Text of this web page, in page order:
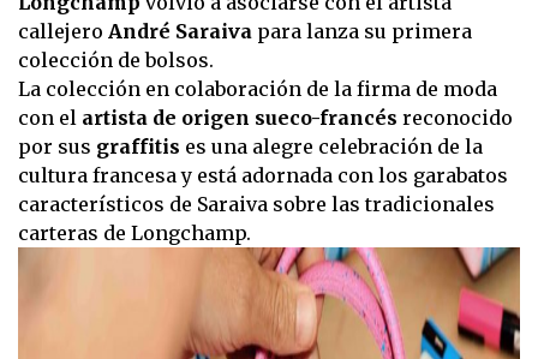
callejero André Saraiva para lanza su primera
colección de bolsos.
La colección en colaboración de la firma de moda
con el artista de origen sueco-francés reconocido
por sus graffitis es una alegre celebración de la
cultura francesa y está adornada con los garabatos
característicos de Saraiva sobre las tradicionales
carteras de Longchamp.